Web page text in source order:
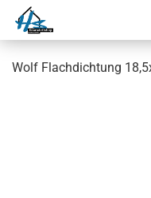
Wolf Flachdichtung